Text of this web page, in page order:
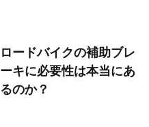
ロードバイクの補助ブレ
ーキに必要性は本当にあ
るのか？